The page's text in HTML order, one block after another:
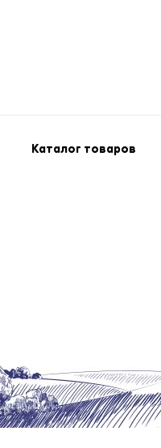
Каталог товаров